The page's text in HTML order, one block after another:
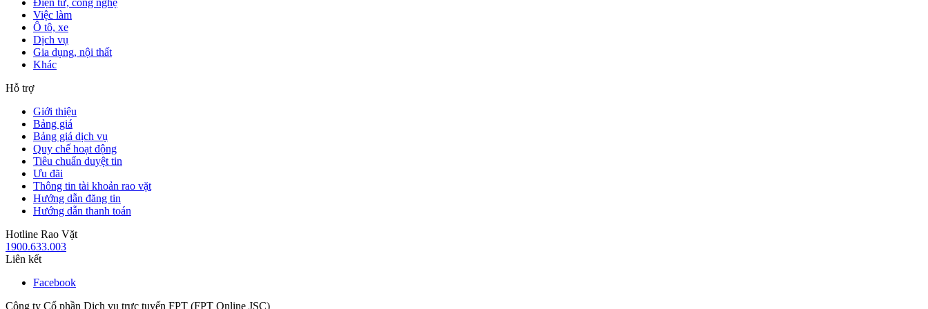
Việc làm
Ô tô, xe
Dịch vụ
Gia dụng, nội thất
Khác
Hỗ trợ
Giới thiệu
Bảng giá
Bảng giá dịch vụ
Quy chế hoạt động
Tiêu chuẩn duyệt tin
Ưu đãi
Thông tin tài khoản rao vặt
Hướng dẫn đăng tin
Hướng dẫn thanh toán
Hotline Rao Vặt
1900.633.003
Liên kết
Facebook
Công ty Cổ phần Dịch vụ trực tuyến FPT (FPT Online JSC)